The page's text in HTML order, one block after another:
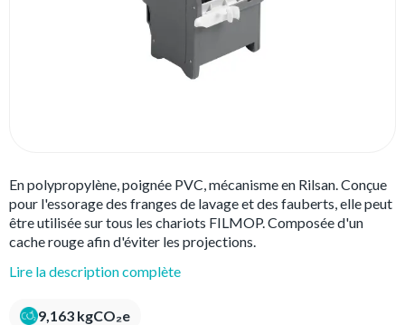
En polypropylène, poignée PVC, mécanisme en Rilsan. Conçue
pour l'essorage des franges de lavage et des fauberts, elle peut
être utilisée sur tous les chariots FILMOP. Composée d'un
cache rouge afin d'éviter les projections.
Lire la description complète
9,163 kgCO₂e